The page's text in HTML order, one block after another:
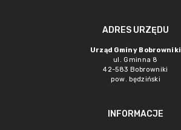
ADRES URZĘDU
Urząd Gminy Bobrowniki
ul. Gminna 8
42-583 Bobrowniki
pow. będziński
INFORMACJE